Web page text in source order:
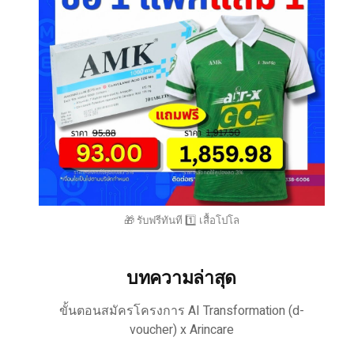
🎁 รับฟรีทันที 1️⃣ เสื้อโปโล
บทความล่าสุด
ขั้นตอนสมัครโครงการ AI Transformation (d-
voucher) x Arincare